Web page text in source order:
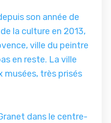
son année de
la culture en 2013,
ville du peintre
en reste. La ville
musées, très prisés
dans le centre-